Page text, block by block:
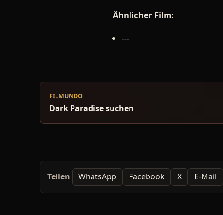
Ähnlicher Film:
---
FILMUNDO
Dark Paradise suchen
Teilen WhatsApp Facebook X E-Mail